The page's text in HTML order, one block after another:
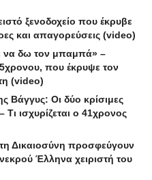
ξενοδοχείο που έκρυβε
και απαγορεύσεις (video)
να δω τον μπαμπά» –
που έκρυψε τον
(video)
Βάγγυς: Οι δύο κρίσιμες
ισχυρίζεται ο 41χρονος
Δικαιοσύνη προσφεύγουν
Έλληνα χειριστή του